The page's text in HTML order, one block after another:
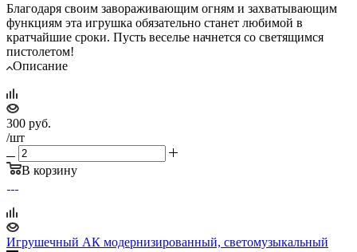
Благодаря своим завораживающим огням и захватывающим
функциям эта игрушка обязательно станет любимой в
кратчайшие сроки. Пусть веселье начнется со светящимся
пистолетом!
Описание
300 руб.
/шт
В корзину
Игрушечный АК модернизированный, светомузыкальный